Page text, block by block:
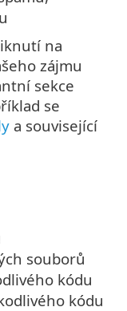
na
zájmu
sekce
se
a související
souborů
kódu
kódu